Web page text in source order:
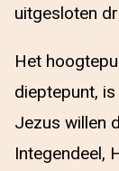
uitgesloten
Het
dieptepunt,
Jezus willen
Integendeel,